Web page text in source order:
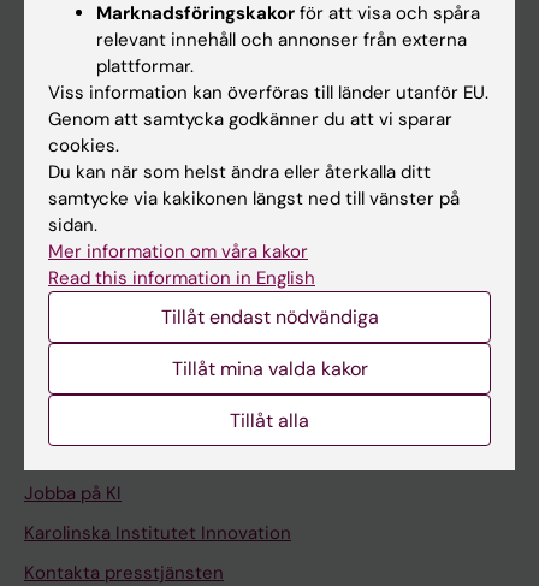
Studentmejlen
Kurs- och programwebbar
Student på KI
Medarbetare
Medarbetarportalen
Kontakta och besök KI
Stöd forskning och utbildning
Jobba på KI
Karolinska Institutet Innovation
Kontakta presstjänsten
Marknadsföringskakor för att visa och spåra
relevant innehåll och annonser från externa
plattformar.
Viss information kan överföras till länder utanför EU.
Genom att samtycka godkänner du att vi sparar
cookies.
Du kan när som helst ändra eller återkalla ditt
samtycke via kakikonen längst ned till vänster på
sidan.
Mer information om våra kakor
Read this information in English
Tillåt endast nödvändiga
Tillåt mina valda kakor
Tillåt alla